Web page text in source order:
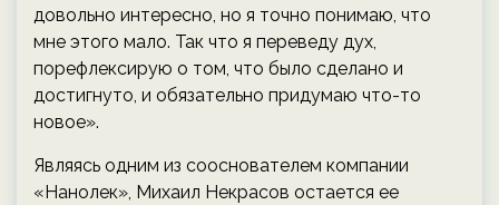
довольно интересно, но я точно понимаю, что
мне этого мало. Так что я переведу дух,
порефлексирую о том, что было сделано и
достигнуто, и обязательно придумаю что-то
новое».
Являясь одним из сооснователем компании
«Нанолек», Михаил Некрасов остается ее